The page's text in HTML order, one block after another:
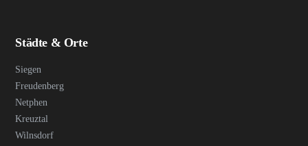
Städte & Orte
Siegen
Freudenberg
Netphen
Kreuztal
Wilnsdorf